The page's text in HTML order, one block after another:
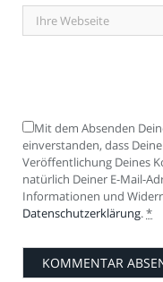
Mit dem Absenden
einverstanden, dass
Veröffentlichung Deines
natürlich Deiner E-Mail-
Informationen und
Datenschutzerklärung.*